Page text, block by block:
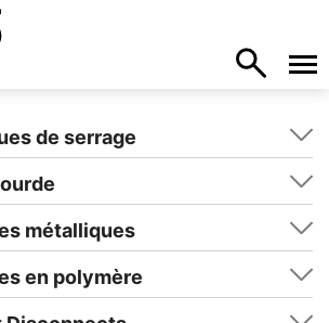
de serrage
métalliques
en polymère